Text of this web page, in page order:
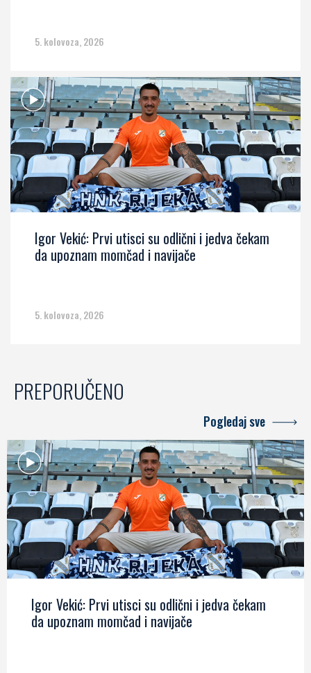
5. kolovoza, 2026
Igor Vekić: Prvi utisci su odlični i jedva čekam
da upoznam momčad i navijače
5. kolovoza, 2026
PREPORUČENO
Pogledaj sve
Igor Vekić: Prvi utisci su odlični i jedva čekam
da upoznam momčad i navijače